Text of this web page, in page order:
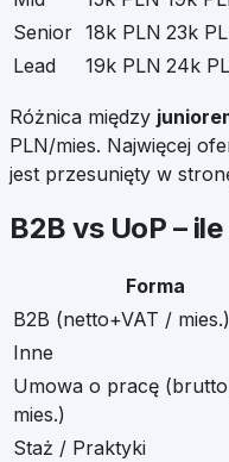
Senior 18k PLN 23k
Lead
19k PLN 24k
Różnica między
PLN/mies. Najwięcej
jest przesunięty w
B2B vs UoP –
Forma
B2B (netto+VAT / mies.)
Inne
Umowa o pracę
mies.)
Staż / Praktyki